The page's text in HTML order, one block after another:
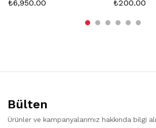
₺6,950.00 ₺200.00
Bülten
Ürünler ve kampanyalarımız hakkında bilgi